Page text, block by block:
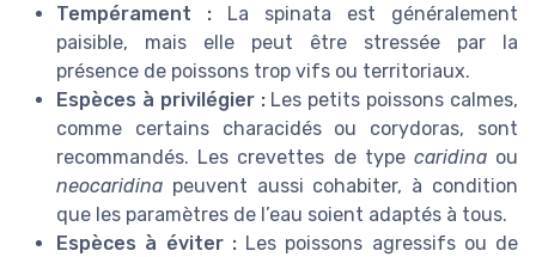
Tempérament : La spinata est généralement
paisible, mais elle peut être stressée par la
présence de poissons trop vifs ou territoriaux.
Espèces à privilégier :Les petits poissons calmes,
comme certains characidés ou corydoras, sont
recommandés. Les crevettes de type caridinaou
neocaridina peuvent aussi cohabiter, à condition
que les paramètres de l’eau soient adaptés à tous.
Espèces à éviter :Les poissons agressifs ou de